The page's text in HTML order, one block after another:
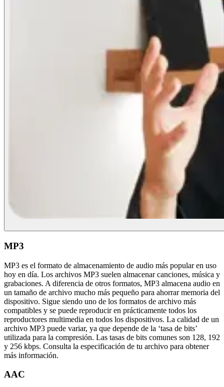
MP3
MP3 es el formato de almacenamiento de audio más popular en uso
hoy en día. Los archivos MP3 suelen almacenar canciones, música y
grabaciones. A diferencia de otros formatos, MP3 almacena audio en
un tamaño de archivo mucho más pequeño para ahorrar memoria del
dispositivo. Sigue siendo uno de los formatos de archivo más
compatibles y se puede reproducir en prácticamente todos los
reproductores multimedia en todos los dispositivos. La calidad de un
archivo MP3 puede variar, ya que depende de la ‘tasa de bits’
utilizada para la compresión. Las tasas de bits comunes son 128, 192
y 256 kbps. Consulta la especificación de tu archivo para obtener
más información.
AAC